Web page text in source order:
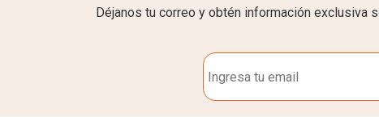
Déjanos tu correo y obtén información exclusiva